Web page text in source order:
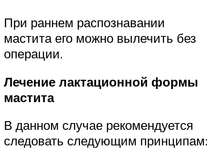
При раннем распознавании
мастита его можно вылечить без
операции.
Лечение лактационной формы
мастита
В данном случае рекомендуется
следовать следующим принципам: